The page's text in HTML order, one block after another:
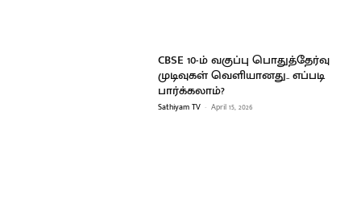
CBSE 10-ம் வகுப்பு பொதுத்தேர்வு
முடிவுகள் வெளியானது.. எப்படி
பார்க்கலாம்?
Sathiyam TV - April 15, 2026